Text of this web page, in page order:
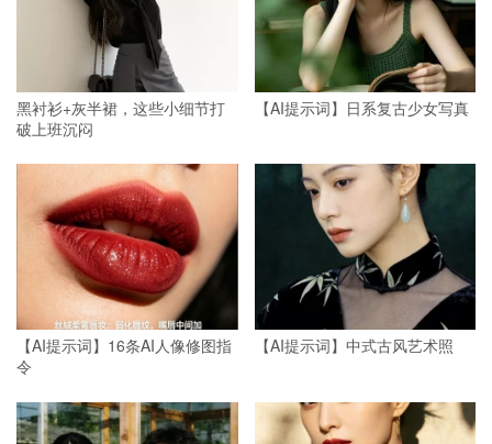
黑衬衫+灰半裙，这些小细节打
破上班沉闷
【AI提示词】日系复古少女写真
【AI提示词】16条AI人像修图指
令
【AI提示词】中式古风艺术照